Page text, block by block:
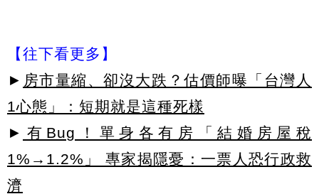
【往下看更多】
► 房市量縮、卻沒大跌？估價師曝「台灣人
1心態」：短期就是這種死樣
► 有Bug！單身各有房「結婚房屋稅
1%→1.2%」 專家揭隱憂：一票人恐行政救
濟